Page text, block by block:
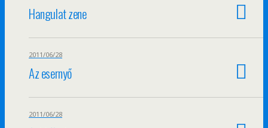
Hangulat zene
2011/06/28
Az esernyő
2011/06/28